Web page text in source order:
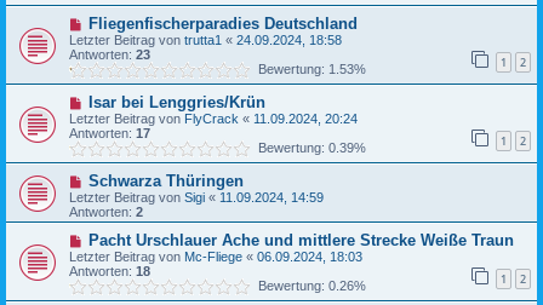
Fliegenfischerparadies Deutschland
Letzter Beitrag von trutta1 « 24.09.2024, 18:58
Antworten: 23 1 2
Bewertung: 1.53%
Isar bei Lenggries/Krün
Letzter Beitrag von FlyCrack « 11.09.2024, 20:24
Antworten: 17 1 2
Bewertung: 0.39%
Schwarza Thüringen
Letzter Beitrag von Sigi « 11.09.2024, 14:59
Antworten: 2
Pacht Urschlauer Ache und mittlere Strecke Weiße Traun
Letzter Beitrag von Mc-Fliege « 06.09.2024, 18:03
Antworten: 18 1 2
Bewertung: 0.26%